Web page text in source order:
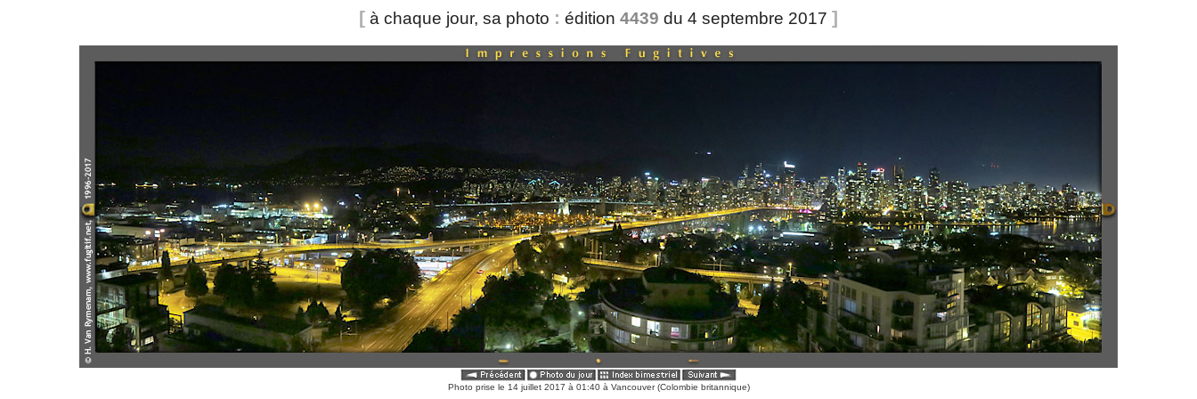
[ à chaque jour, sa photo : édition 4439 du 4 septembre 2017 ]
Photo prise le 14 juillet 2017 à 01:40 à Vancouver (Colombie britannique)